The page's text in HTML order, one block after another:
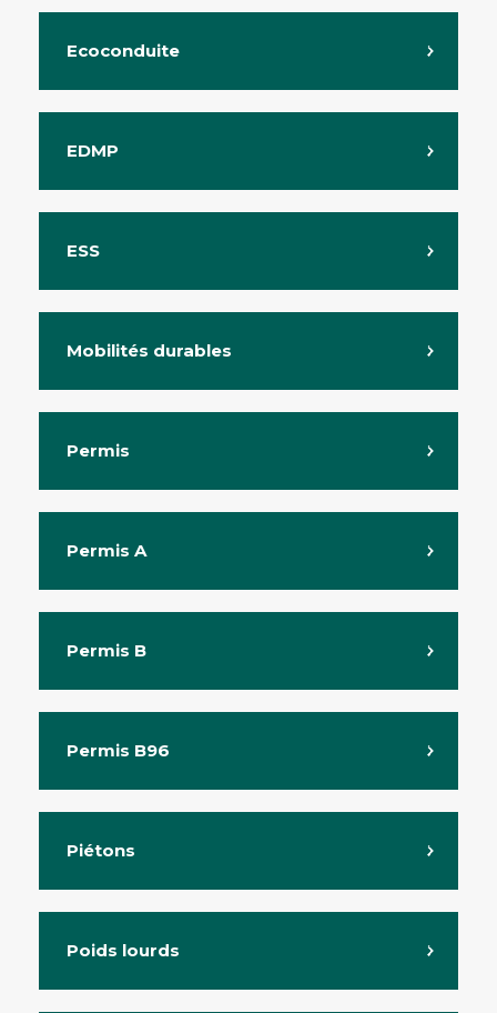
Ecoconduite
EDMP
ESS
Mobilités durables
Permis
Permis A
Permis B
Permis B96
Piétons
Poids lourds